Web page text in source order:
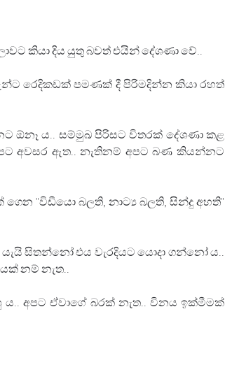
කියා දිය යුතු බවත් එයින් දේශණා වේ..
රෙදිකඩක් පමණක් දී පිරිමදින්න කියා රහත්
ඕනෑ ය.. සම්මුඛ පිරිසට විතරක් දේශණා කළ
අවසර ඇත.. නැතිනම් අපට බණ කියන්නට
"විඩීයො බලති, නාට්‍ය බලති, සින්දු අහති"
සිතන්නෝ එය වැරදියට යොදා ගන්නෝ ය..
නම් නැත..
ය.. අපට ඒවාගේ බරක් නැත.. විනය ඉක්මීමක්